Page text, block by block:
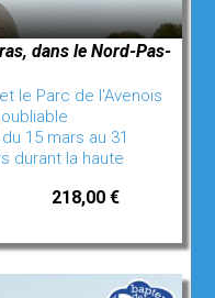
dans le Nord-Pas-
le Parc de l'Avenois
15 mars au 31
durant la haute
218,00 €